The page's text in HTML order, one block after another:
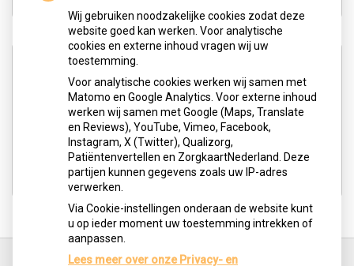
Openingstijden
Maandag:
08:30 - 20:00
Dinsdag:
08:30 - 18:00
Woensdag:
08:30 - 18:00
Donderdag:
08:30 - 18:00
Wij gebruiken noodzakelijke cookies zodat deze
website goed kan werken. Voor analytische
cookies en externe inhoud vragen wij uw
toestemming.
Voor analytische cookies werken wij samen met
Matomo en Google Analytics. Voor externe inhoud
werken wij samen met Google (Maps, Translate
en Reviews), YouTube, Vimeo, Facebook,
Instagram, X (Twitter), Qualizorg,
Patiëntenvertellen en ZorgkaartNederland. Deze
partijen kunnen gegevens zoals uw IP-adres
verwerken.
Via Cookie-instellingen onderaan de website kunt
u op ieder moment uw toestemming intrekken of
aanpassen.
Lees meer over onze Privacy- en